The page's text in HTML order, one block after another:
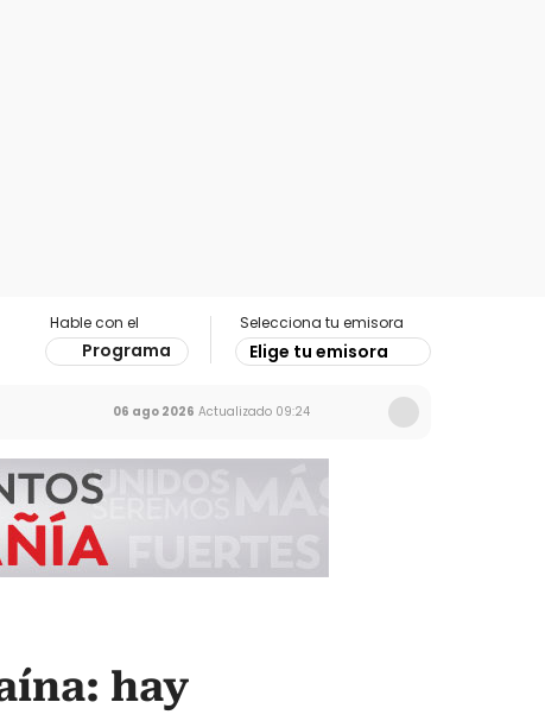
Hable con el
Programa
Selecciona tu emisora
Elige tu emisora
06 ago 2026 Actualizado 09:24
hay